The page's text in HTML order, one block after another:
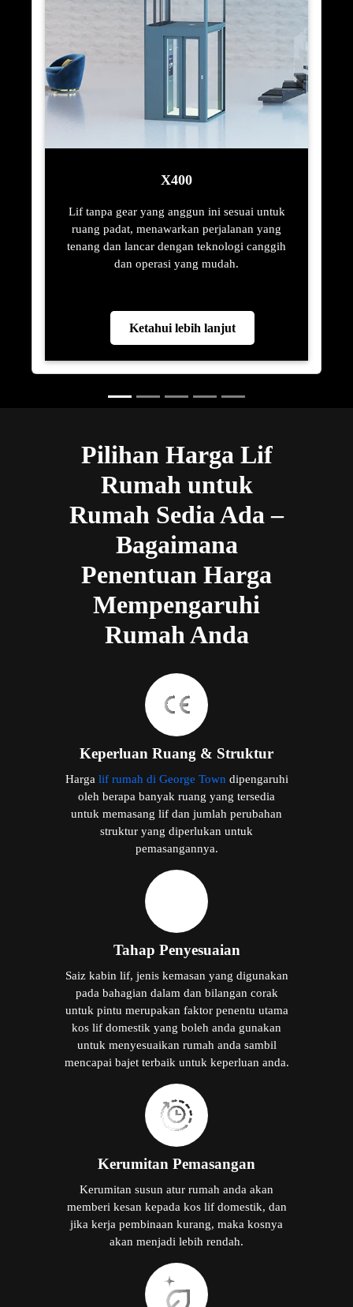
X400
Lif tanpa gear yang anggun ini sesuai untuk
ruang padat, menawarkan perjalanan yang
tenang dan lancar dengan teknologi canggih
dan operasi yang mudah.
Ketahui lebih lanjut
Pilihan Harga Lif
Rumah untuk
Rumah Sedia Ada –
Bagaimana
Penentuan Harga
Mempengaruhi
Rumah Anda
Keperluan Ruang & Struktur
Harga lif rumah di George Town dipengaruhi
oleh berapa banyak ruang yang tersedia
untuk memasang lif dan jumlah perubahan
struktur yang diperlukan untuk
pemasangannya.
Tahap Penyesuaian
Saiz kabin lif, jenis kemasan yang digunakan
pada bahagian dalam dan bilangan corak
untuk pintu merupakan faktor penentu utama
kos lif domestik yang boleh anda gunakan
untuk menyesuaikan rumah anda sambil
mencapai bajet terbaik untuk keperluan anda.
Kerumitan Pemasangan
Kerumitan susun atur rumah anda akan
memberi kesan kepada kos lif domestik, dan
jika kerja pembinaan kurang, maka kosnya
akan menjadi lebih rendah.